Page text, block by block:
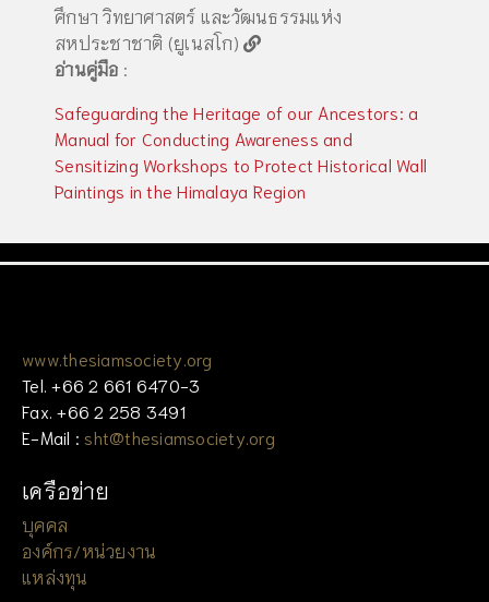
ศึกษา วิทยาศาสตร์ และวัฒนธรรมแห่ง
สหประชาชาติ (ยูเนสโก)
อ่านคู่มือ :
Safeguarding the Heritage of our Ancestors: a
Manual for Conducting Awareness and
Sensitizing Workshops to Protect Historical Wall
Paintings in the Himalaya Region
www.thesiamsociety.org
Tel. +66 2 661 6470-3
Fax. +66 2 258 3491
E-Mail : sht@thesiamsociety.org
เครือข่าย
บุคคล
องค์กร/หน่วยงาน
แหล่งทุน